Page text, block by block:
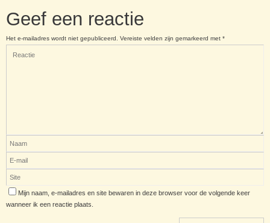
Geef een reactie
Het e-mailadres wordt niet gepubliceerd. Vereiste velden zijn gemarkeerd met *
Mijn naam, e-mailadres en site bewaren in deze browser voor de volgende keer
wanneer ik een reactie plaats.